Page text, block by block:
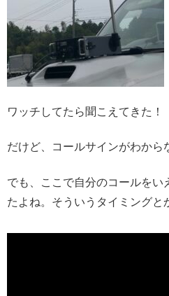
ワッチしてたら聞こえてきた！
だけど、コールサインがわから
でも、ここで自分のコールをい
たよね。そういうタイミングと